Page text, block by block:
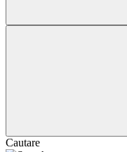
Cautare